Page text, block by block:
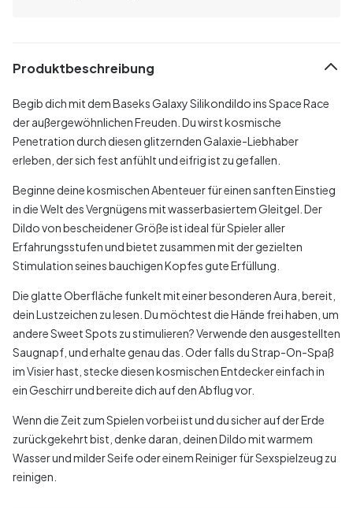
Produktbeschreibung
Begib dich mit dem Baseks Galaxy Silikondildo ins Space Race
der außergewöhnlichen Freuden. Du wirst kosmische
Penetration durch diesen glitzernden Galaxie-Liebhaber
erleben, der sich fest anfühlt und eifrig ist zu gefallen.
Beginne deine kosmischen Abenteuer für einen sanften Einstieg
in die Welt des Vergnügens mit wasserbasiertem Gleitgel. Der
Dildo von bescheidener Größe ist ideal für Spieler aller
Erfahrungsstufen und bietet zusammen mit der gezielten
Stimulation seines bauchigen Kopfes gute Erfüllung.
Die glatte Oberfläche funkelt mit einer besonderen Aura, bereit,
dein Lustzeichen zu lesen. Du möchtest die Hände frei haben, um
andere Sweet Spots zu stimulieren? Verwende den ausgestellten
Saugnapf, und erhalte genau das. Oder falls du Strap-On-Spaß
im Visier hast, stecke diesen kosmischen Entdecker einfach in
ein Geschirr und bereite dich auf den Abflug vor.
Wenn die Zeit zum Spielen vorbei ist und du sicher auf der Erde
zurückgekehrt bist, denke daran, deinen Dildo mit warmem
Wasser und milder Seife oder einem Reiniger für Sexspielzeug zu
reinigen.